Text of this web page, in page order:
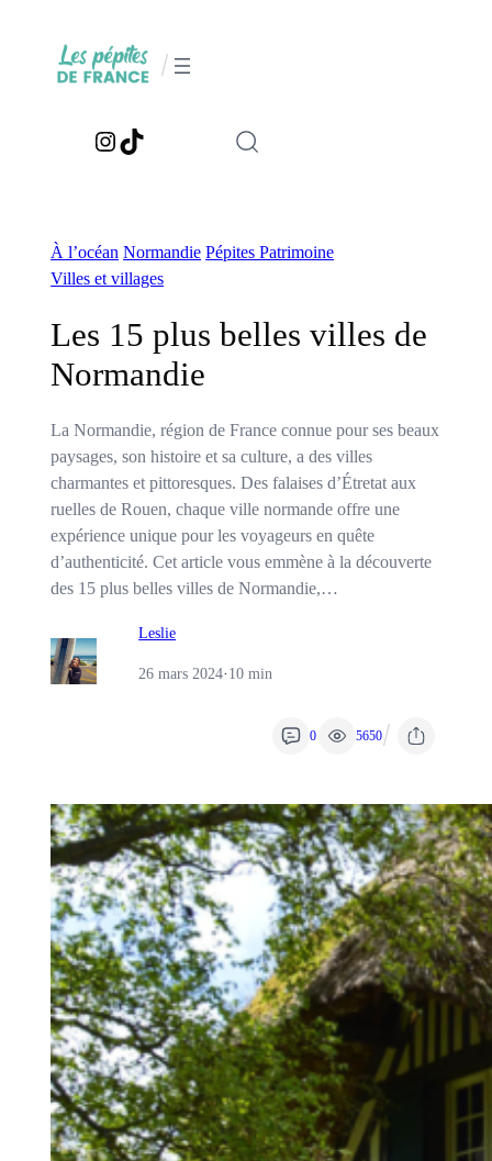
contenu
/
Instagram
TikTok
À l’océan Normandie Pépites Patrimoine
Villes et villages
Les 15 plus belles villes de
Normandie
La Normandie, région de France connue pour ses beaux
paysages, son histoire et sa culture, a des villes
charmantes et pittoresques. Des falaises d’Étretat aux
ruelles de Rouen, chaque ville normande offre une
expérience unique pour les voyageurs en quête
d’authenticité. Cet article vous emmène à la découverte
des 15 plus belles villes de Normandie,…
Leslie
26 mars 2024· 10 min
0 5650/